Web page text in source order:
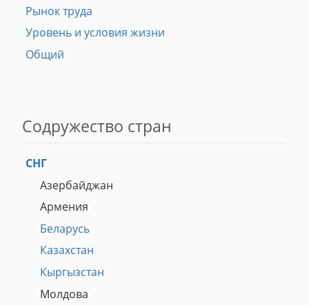
Рынок труда
Уровень и условия жизни
Общий
Содружество стран
СНГ
Азербайджан
Армения
Беларусь
Казахстан
Кыргызстан
Молдова